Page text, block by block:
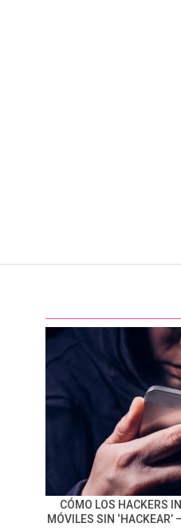
CÓMO LOS HACKERS
MÓVILES SIN ‘HACKEAR’